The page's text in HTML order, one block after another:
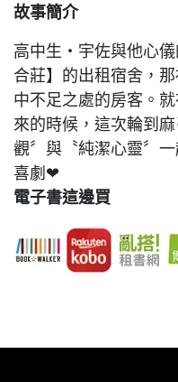
故事簡介
高中生‧宇佐與他心
合莊】的出租宿舍，
中不足之處的房客。
來的時候，這次輪到
觀〞與〝純潔心靈〞
喜劇❤
電子書這邊買